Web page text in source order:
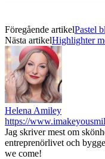
Föregående artikelPastel
Nästa artikelHighlighter
Helena Amiley
https://
Jag skriver mest om
entreprenörlivet och
we come!